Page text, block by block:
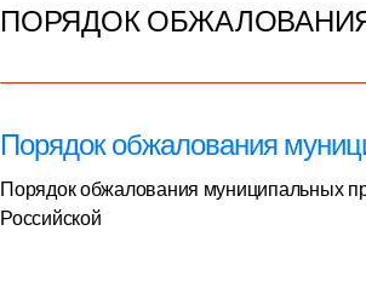
ПОРЯДОК
Порядок обжалования
Порядок обжалования муниципальных
Российской